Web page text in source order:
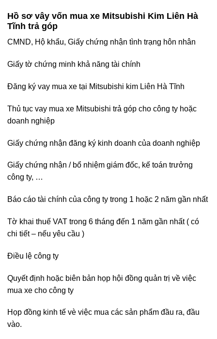
Hồ sơ vây vốn mua xe Mitsubishi Kim Liên Hà
Tĩnh trả góp
CMND, Hộ khẩu, Giấy chứng nhận tình trạng hôn nhân
Giấy tờ chứng minh khả năng tài chính
Đăng ký vay mua xe tại Mitsubishi kim Liên Hà Tĩnh
Thủ tục vay mua xe Mitsubishi trả góp cho công ty hoặc
doanh nghiệp
Giấy chứng nhận đăng ký kinh doanh của doanh nghiệp
Giấy chứng nhận / bổ nhiệm giám đốc, kế toán trưởng
công ty, …
Báo cáo tài chính của công ty trong 1 hoặc 2 năm gần nhất
Tờ khai thuế VAT trong 6 tháng đến 1 năm gần nhất ( có
chi tiết – nếu yêu cầu )
Điều lệ công ty
Quyết định hoặc biên bản họp hội đồng quản trị về việc
mua xe cho công ty
Họp đồng kinh tế vè việc mua các sản phẩm đầu ra, đầu
vào.